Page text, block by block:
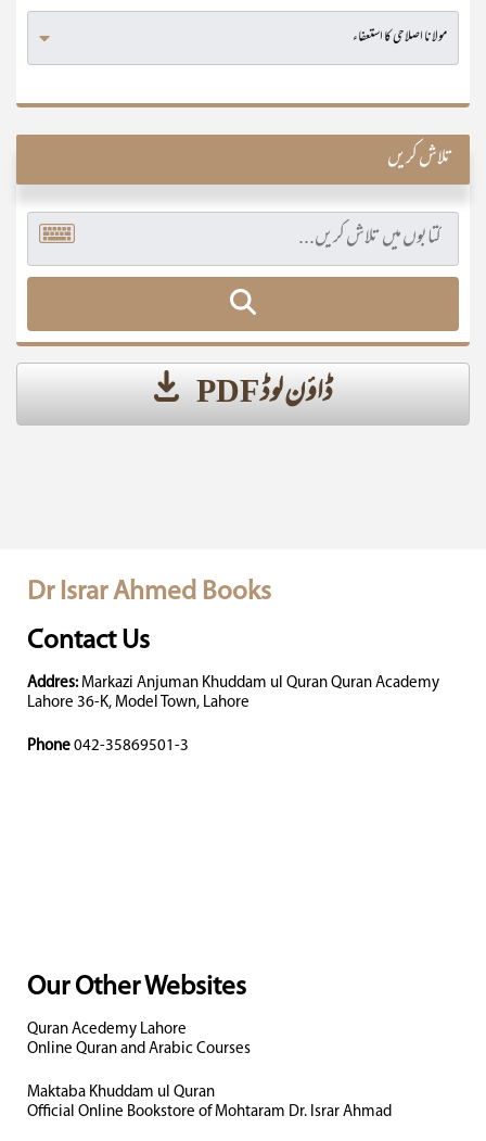
تلاش کریں
ڈاؤن لوڈ PDF
Dr Israr Ahmed Books
Contact Us
Addres: Markazi Anjuman Khuddam ul Quran Quran Academy
Lahore 36-K, Model Town, Lahore
Phone 042-35869501-3
Our Other Websites
Quran Acedemy Lahore
Online Quran and Arabic Courses
Maktaba Khuddam ul Quran
Official Online Bookstore of Mohtaram Dr. Israr Ahmad